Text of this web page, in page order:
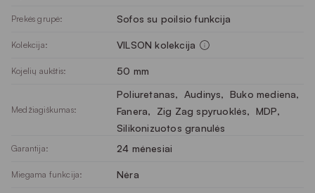
Prekės grupė: Sofos su poilsio funkcija
Kolekcija: VILSON kolekcija
Kojelių aukštis: 50 mm
Medžiagiškumas:
Poliuretanas, Audinys, Buko mediena,
Fanera, Zig Zag spyruoklės, MDP,
Silikonizuotos granulės
Garantija: 24 mėnesiai
Miegama funkcija: Nėra